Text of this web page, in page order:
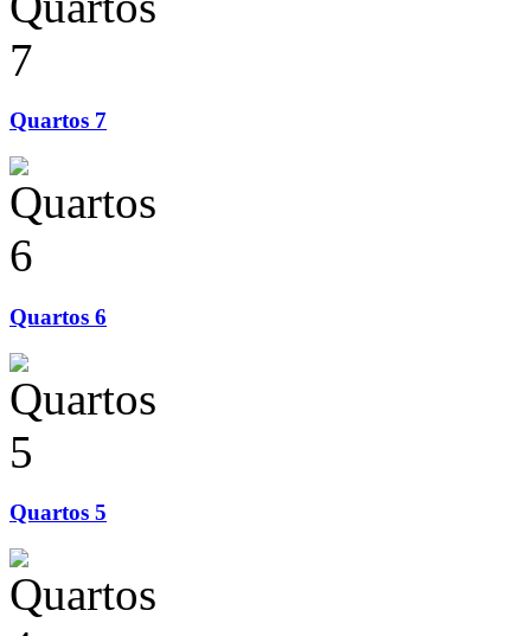
Quartos 7
Quartos 6
Quartos 5